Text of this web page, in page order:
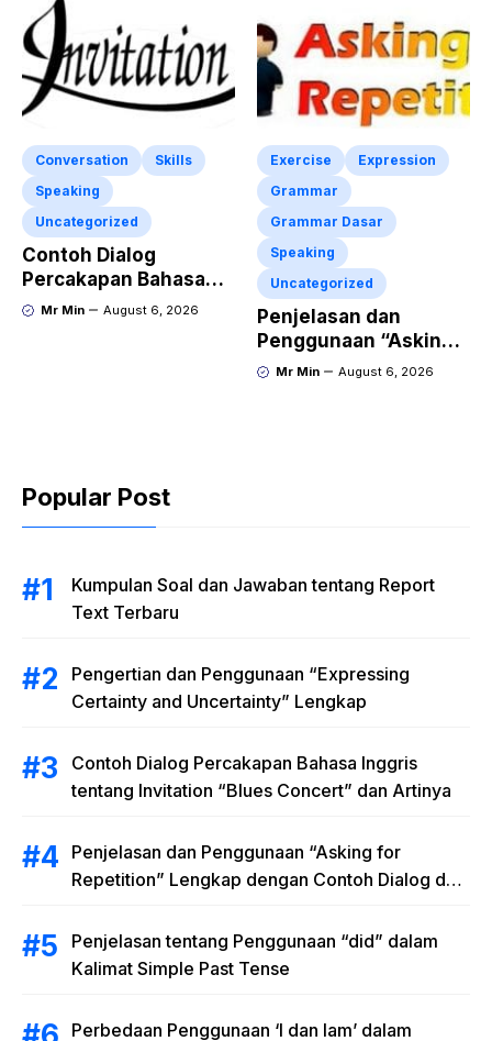
Conversation
Skills
Speaking
Uncategorized
Contoh Dialog
Percakapan Bahasa
Inggris tentang
Mr Min August 6, 2026
Exercise
Expression
Grammar
Grammar Dasar
Speaking
Uncategorized
Penjelasan dan
Penggunaan “Asking
for Repetition”
Mr Min August 6, 2026
Popular Post
Kumpulan Soal dan Jawaban tentang Report
Text Terbaru
Pengertian dan Penggunaan “Expressing
Certainty and Uncertainty” Lengkap
Contoh Dialog Percakapan Bahasa Inggris
tentang Invitation “Blues Concert” dan Artinya
Penjelasan dan Penggunaan “Asking for
Repetition” Lengkap dengan Contoh Dialog dan
Penjelasan tentang Penggunaan “did” dalam
Kalimat Simple Past Tense
Perbedaan Penggunaan ‘I dan Iam’ dalam